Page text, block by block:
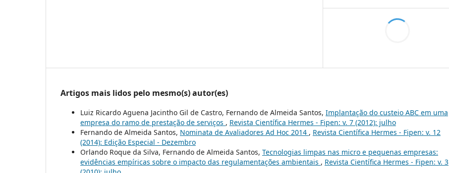
Artigos mais lidos pelo mesmo(s) autor(es)
Luiz Ricardo Aguena Jacintho Gil de Castro, Fernando de Almeida Santos, Implantação do custeio ABC em uma
empresa do ramo de prestação de serviços , Revista Científica Hermes - Fipen: v. 7 (2012): julho
Fernando de Almeida Santos, Nominata de Avaliadores Ad Hoc 2014 , Revista Científica Hermes - Fipen: v. 12
(2014): Edição Especial - Dezembro
Orlando Roque da Silva, Fernando de Almeida Santos, Tecnologias limpas nas micro e pequenas empresas:
evidências empíricas sobre o impacto das regulamentações ambientais , Revista Científica Hermes - Fipen: v. 3